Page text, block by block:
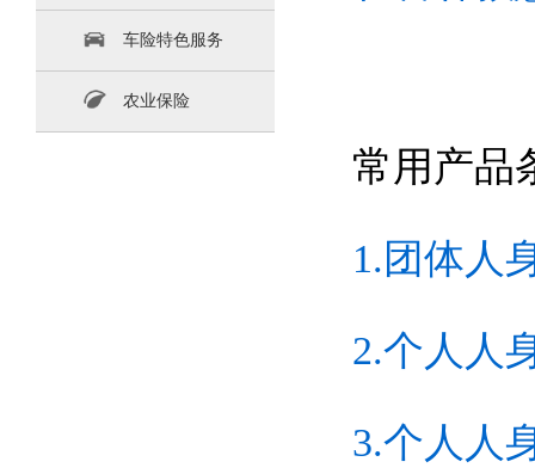
车险特色服务
农业保险
常用产品
1.团体人
2.个人人
3.个人人